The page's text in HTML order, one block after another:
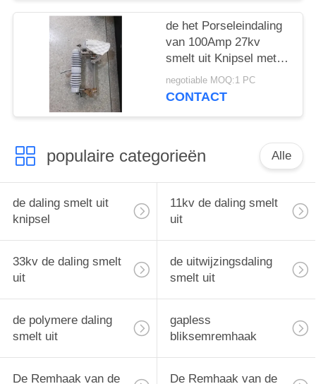
de het Porseleindaling
van 100Amp 27kv
smelt uit Knipsel met
boog extingquishing
kamer
negotiable MOQ:1 PC
CONTACT
populaire categorieën Alle
de daling smelt uit
knipsel
11kv de daling smelt
uit
33kv de daling smelt
uit
de uitwijzingsdaling
smelt uit
de polymere daling
smelt uit
gapless
bliksemremhaak
De Remhaak van de De Remhaak van de